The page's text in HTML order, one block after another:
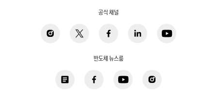
공식 채널
반도체 뉴스룸